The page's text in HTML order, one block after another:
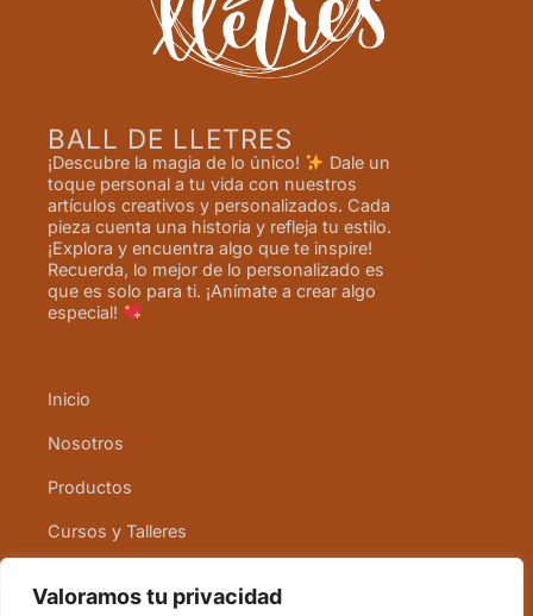
Valoramos tu privacidad
BALL DE LLETRES
¡Descubre la magia de lo único!
Dale un
toque personal a tu vida con nuestros
artículos creativos y personalizados. Cada
pieza cuenta una historia y refleja tu estilo.
¡Explora y encuentra algo que te inspire!
Recuerda, lo mejor de lo personalizado es
que es solo para ti. ¡Anímate a crear algo
especial!
Inicio
Nosotros
Productos
Cursos y Talleres